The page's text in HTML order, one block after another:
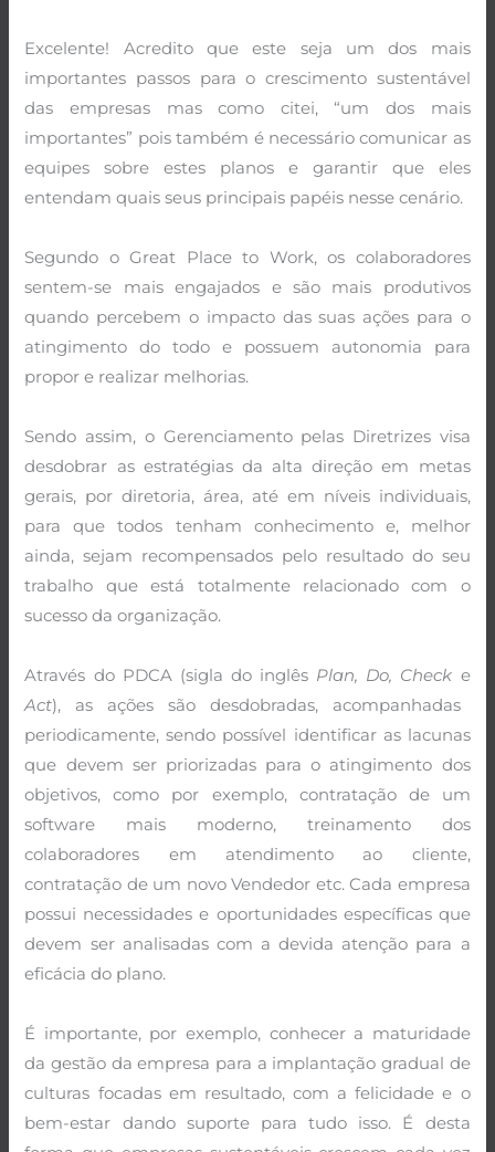
Excelente! Acredito que este seja um dos mais
importantes passos para o crescimento sustentável
das empresas mas como citei, “um dos mais
importantes” pois também é necessário comunicar as
equipes sobre estes planos e garantir que eles
entendam quais seus principais papéis nesse cenário.
Segundo o Great Place to Work, os colaboradores
sentem-se mais engajados e são mais produtivos
quando percebem o impacto das suas ações para o
atingimento do todo e possuem autonomia para
propor e realizar melhorias.
Sendo assim, o Gerenciamento pelas Diretrizes visa
desdobrar as estratégias da alta direção em metas
gerais, por diretoria, área, até em níveis individuais,
para que todos tenham conhecimento e, melhor
ainda, sejam recompensados pelo resultado do seu
trabalho que está totalmente relacionado com o
sucesso da organização.
Através do PDCA (sigla do inglês Plan, Do, Check e
Act), as ações são desdobradas, acompanhadas
periodicamente, sendo possível identificar as lacunas
que devem ser priorizadas para o atingimento dos
objetivos, como por exemplo, contratação de um
software mais moderno, treinamento dos
colaboradores em atendimento ao cliente,
contratação de um novo Vendedor etc. Cada empresa
possui necessidades e oportunidades específicas que
devem ser analisadas com a devida atenção para a
eficácia do plano.
É importante, por exemplo, conhecer a maturidade
da gestão da empresa para a implantação gradual de
culturas focadas em resultado, com a felicidade e o
bem-estar dando suporte para tudo isso. É desta